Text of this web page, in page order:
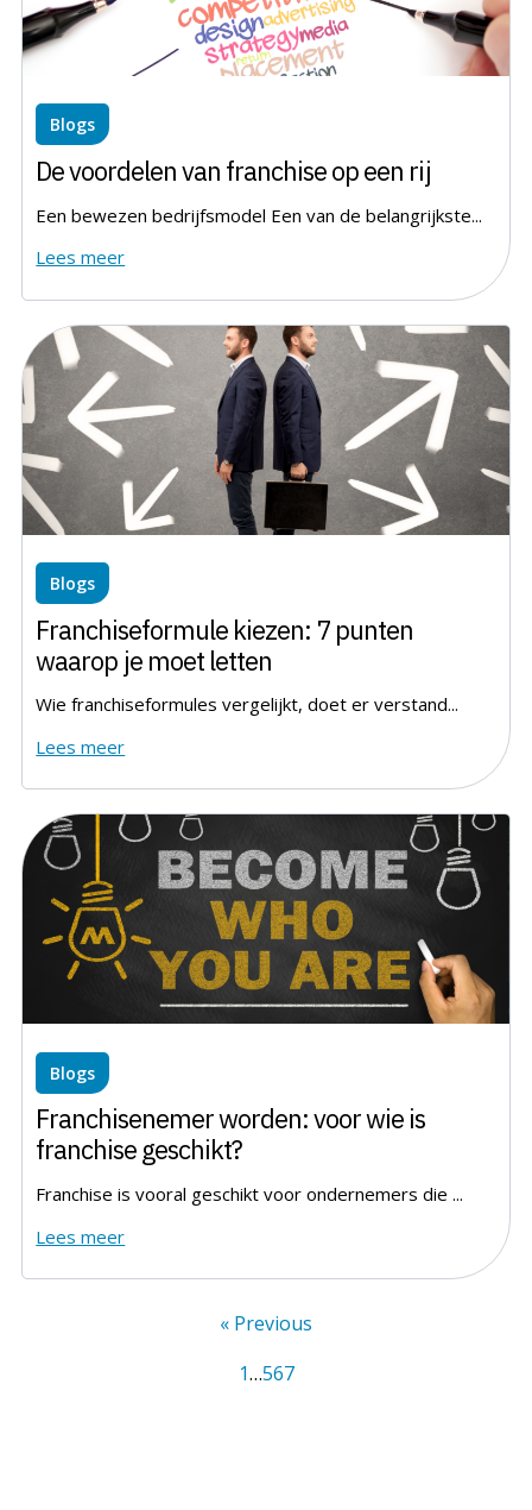
Blogs
De voordelen van franchise op een rij
Een bewezen bedrijfsmodel Een van de belangrijkste...
Lees meer
Blogs
Franchiseformule kiezen: 7 punten
waarop je moet letten
Wie franchiseformules vergelijkt, doet er verstand...
Lees meer
Blogs
Franchisenemer worden: voor wie is
franchise geschikt?
Franchise is vooral geschikt voor ondernemers die ...
Lees meer
« Previous
1…567